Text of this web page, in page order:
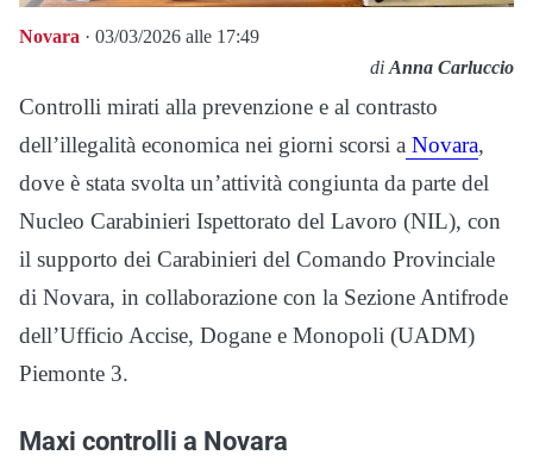
Novara · 03/03/2026 alle 17:49
di Anna Carluccio
Controlli mirati alla prevenzione e al contrasto
dell’illegalità economica nei giorni scorsi a Novara,
dove è stata svolta un’attività congiunta da parte del
Nucleo Carabinieri Ispettorato del Lavoro (NIL), con
il supporto dei Carabinieri del Comando Provinciale
di Novara, in collaborazione con la Sezione Antifrode
dell’Ufficio Accise, Dogane e Monopoli (UADM)
Piemonte 3.
Maxi controlli a Novara